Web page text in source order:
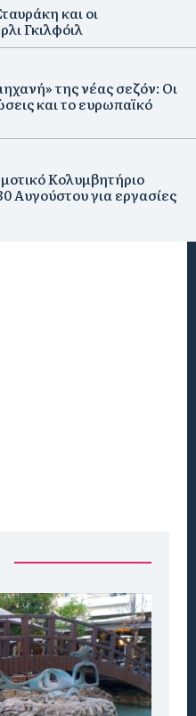
και οι
Γκιλφόιλ
της νέας σεζόν: Οι
και το ευρωπαϊκό
Κολυμβητήριο
Αυγούστου για εργασίες